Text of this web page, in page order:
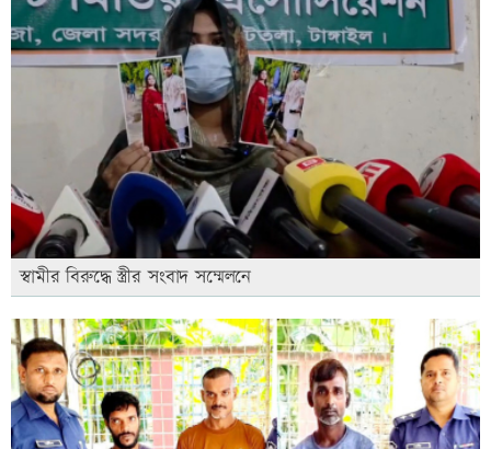
স্বামীর বিরুদ্ধে স্ত্রীর সংবাদ সম্মেলনে